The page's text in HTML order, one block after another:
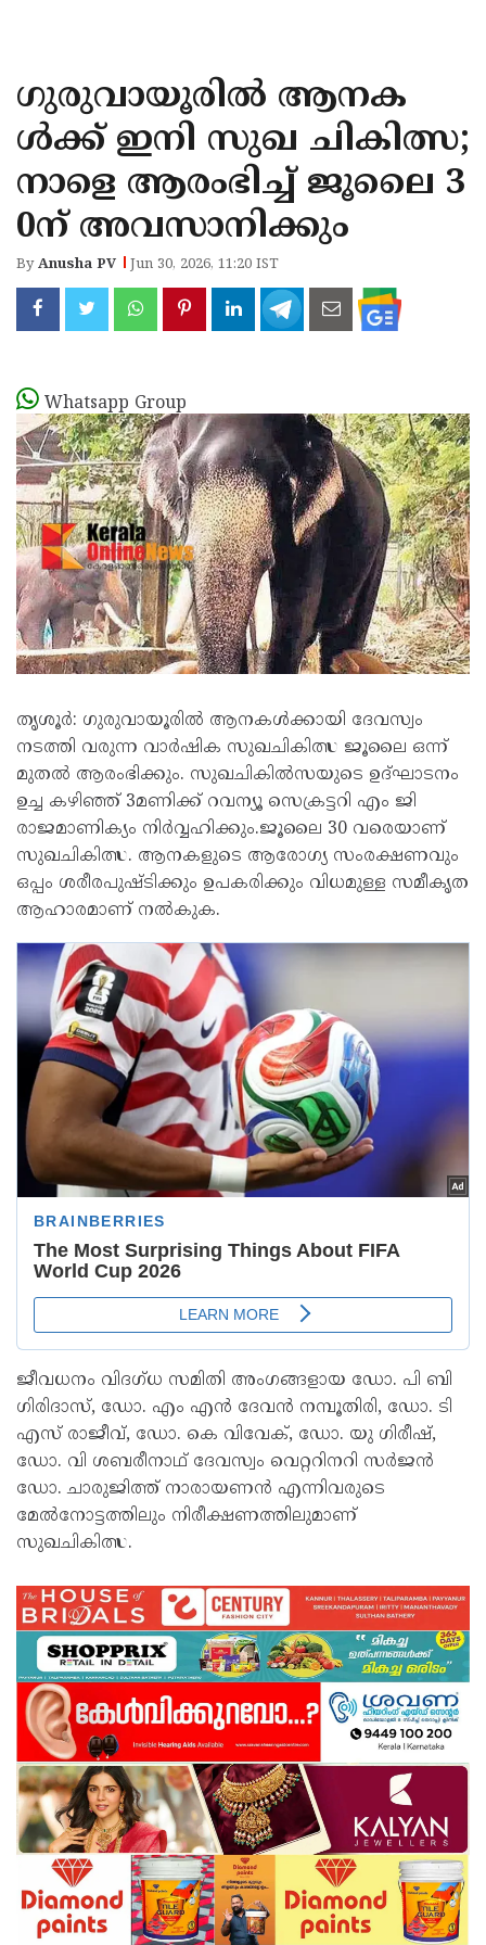
KANNUR
KASARAGOD
ഗുരുവായൂരിൽ ആനക
ള്‍ക്ക് ഇനി സുഖ ചികിത്സ;
നാളെ ആരംഭിച്ച് ജൂലൈ 3
0ന് അവസാനിക്കും
ByAnusha PV Jun 30, 2026, 11:20 IST
Whatsapp Group
തൃശൂര്‍: ഗുരുവായൂരിൽ ആനകള്‍ക്കായി ദേവസ്വം
നടത്തി വരുന്ന വാര്‍ഷിക സുഖചികിത്സ ജൂലൈ ഒന്ന്
മുതൽ ആരംഭിക്കും. സുഖചികില്‍സയുടെ ഉദ്ഘാടനം
ഉച്ച കഴിഞ്ഞ് 3മണിക്ക് റവന്യൂ സെക്രട്ടറി എം ജി
രാജമാണിക്യം നിര്‍വ്വഹിക്കും.ജൂലൈ 30 വരെയാണ്
സുഖചികിത്സ. ആനകളുടെ ആരോഗ്യ സംരക്ഷണവും
ഒപ്പം ശരീരപുഷ്ടിക്കും ഉപകരിക്കും വിധമുള്ള സമീകൃത
ആഹാരമാണ് നല്‍കുക.
ജീവധനം വിദഗ്ധ സമിതി അംഗങ്ങളായ ഡോ. പി ബി
ഗിരിദാസ്, ഡോ. എം എന്‍ ദേവന്‍ നമ്പൂതിരി, ഡോ. ടി
എസ് രാജീവ്, ഡോ. കെ വിവേക്, ഡോ. യു ഗിരീഷ്,
ഡോ. വി ശബരീനാഥ് ദേവസ്വം വെറ്ററിനറി സര്‍ജന്‍
ഡോ. ചാരുജിത്ത് നാരായണന്‍ എന്നിവരുടെ
മേല്‍നോട്ടത്തിലും നിരീക്ഷണത്തിലുമാണ്
സുഖചികിത്സ.